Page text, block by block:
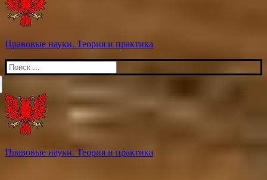
Правовые науки. Теория и практика
Искать:
Правовые науки. Теория и практика